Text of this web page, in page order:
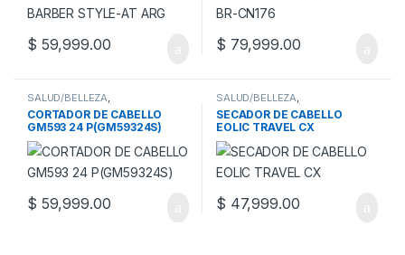
$ 59,999.00 $ 79,999.00
SALUD/BELLEZA
SALUD/BELLEZA/FITNESS
CORTADORAS DE PELO
CORTADOR DE CABELLO
GM593 24 P(GM59324S)
$ 59,999.00
SALUD/BELLEZA
SALUD/BELLEZA/FITNESS
SECADORES DE CABELLOS
SECADOR DE CABELLO
EOLIC TRAVEL CX
$ 47,999.00